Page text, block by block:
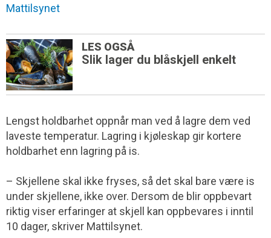
Mattilsynet
LES OGSÅ
Slik lager du blåskjell enkelt
Lengst holdbarhet oppnår man ved å lagre dem ved
laveste temperatur. Lagring i kjøleskap gir kortere
holdbarhet enn lagring på is.
– Skjellene skal ikke fryses, så det skal bare være is
under skjellene, ikke over. Dersom de blir oppbevart
riktig viser erfaringer at skjell kan oppbevares i inntil
10 dager, skriver Mattilsynet.